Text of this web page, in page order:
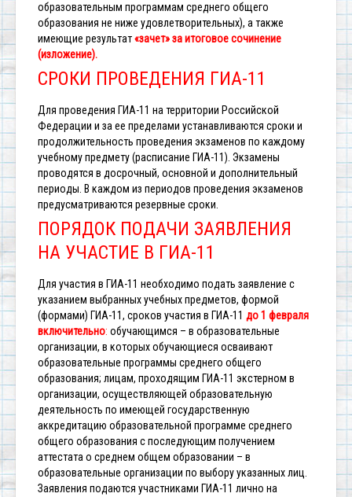
образовательным программам среднего общего
образования не ниже удовлетворительных), а также
имеющие результат«зачет» за итоговое сочинение
(изложение).
СРОКИ ПРОВЕДЕНИЯ ГИА-11
Для проведения ГИА-11 на территории Российской
Федерации и за ее пределами устанавливаются сроки и
продолжительность проведения экзаменов по каждому
учебному предмету (расписание ГИА-11). Экзамены
проводятся в досрочный, основной и дополнительный
периоды. В каждом из периодов проведения экзаменов
предусматриваются резервные сроки.
ПОРЯДОК ПОДАЧИ ЗАЯВЛЕНИЯ
НА УЧАСТИЕ В ГИА-11
Для участия в ГИА-11 необходимо подать заявление с
указанием выбранных учебных предметов, формой
(формами) ГИА-11, сроков участия в ГИА-11 до 1 февраля
включительно: обучающимся – в образовательные
организации, в которых обучающиеся осваивают
образовательные программы среднего общего
образования; лицам, проходящим ГИА-11 экстерном в
организации, осуществляющей образовательную
деятельность по имеющей государственную
аккредитацию образовательной программе среднего
общего образования с последующим получением
аттестата о среднем общем образовании – в
образовательные организации по выбору указанных лиц.
Заявления подаются участниками ГИА-11 лично на